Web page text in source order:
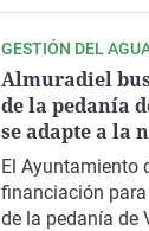
Gobierno
nuevo órgano de
calidad en esta
GESTIÓN DEL
Almuradiel
de la pedanía
se adapte a la
El Ayuntamiento
financiación
de la pedanía de